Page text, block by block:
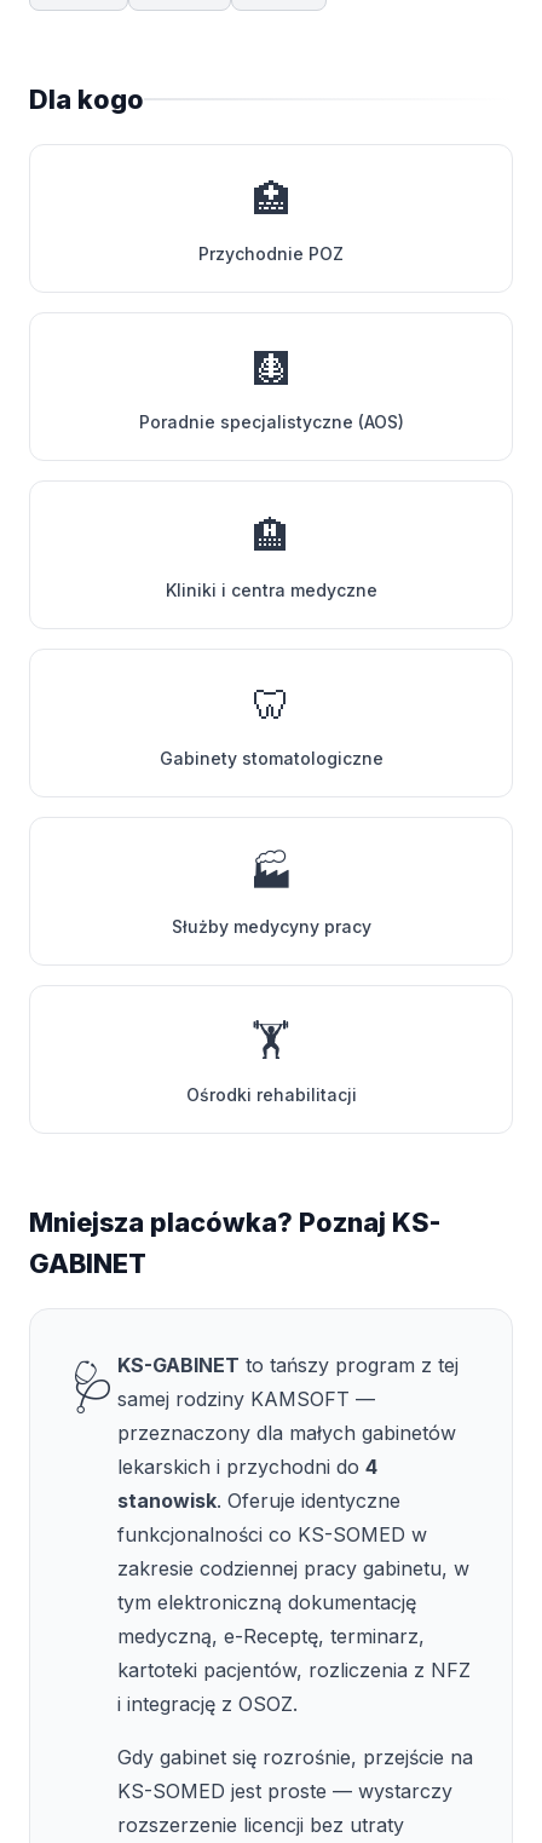
Dla kogo
🏥
Przychodnie POZ
🩻
Poradnie specjalistyczne (AOS)
🏨
Kliniki i centra medyczne
🦷
Gabinety stomatologiczne
🏭
Służby medycyny pracy
🏋️
Ośrodki rehabilitacji
Mniejsza placówka? Poznaj KS-
GABINET
🩺 KS-GABINET to tańszy program z tej
samej rodziny KAMSOFT —
przeznaczony dla małych gabinetów
lekarskich i przychodni do 4
stanowisk. Oferuje identyczne
funkcjonalności co KS-SOMED w
zakresie codziennej pracy gabinetu, w
tym elektroniczną dokumentację
medyczną, e-Receptę, terminarz,
kartoteki pacjentów, rozliczenia z NFZ
i integrację z OSOZ.
Gdy gabinet się rozrośnie, przejście na
KS-SOMED jest proste — wystarczy
rozszerzenie licencji bez utraty